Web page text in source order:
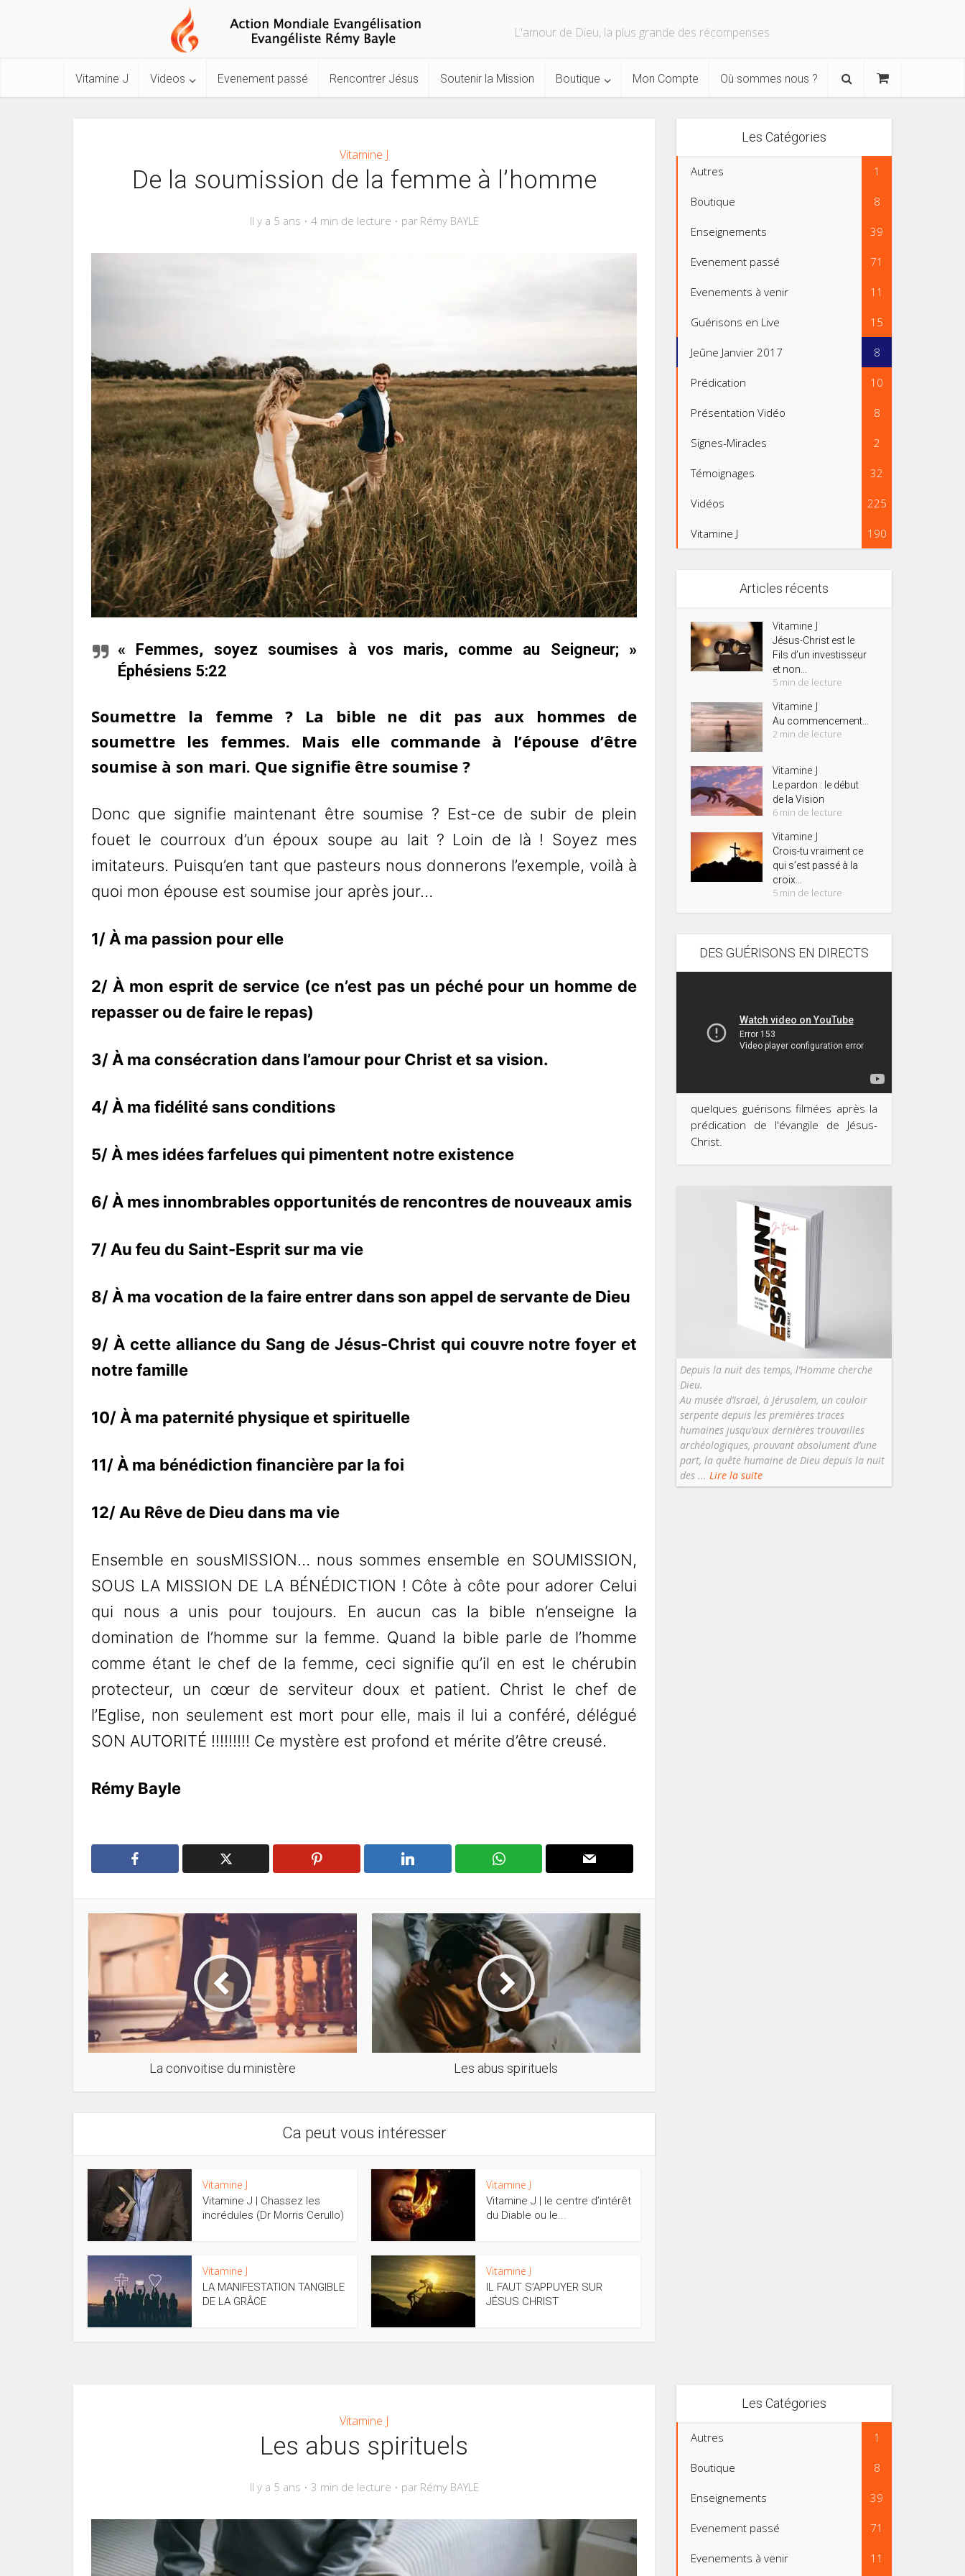
L'amour de Dieu, la plus grande des récompenses
Vitamine J Videos Evenement passé Rencontrer Jésus Soutenir la Mission Boutique Mon Compte Où sommes nous ?
Vitamine J
De la soumission de la femme à l’homme
Il y a 5 ans 4 min de lecture par Rémy BAYLE
« Femmes, soyez soumises à vos maris, comme au Seigneur; »
Éphésiens 5:22
Soumettre la femme ? La bible ne dit pas aux hommes de
soumettre les femmes. Mais elle commande à l’épouse d’être
soumise à son mari. Que signifie être soumise ?
Donc que signifie maintenant être soumise ? Est-ce de subir de plein
fouet le courroux d’un époux soupe au lait ? Loin de là ! Soyez mes
imitateurs. Puisqu’en tant que pasteurs nous donnerons l’exemple, voilà à
quoi mon épouse est soumise jour après jour…
1/ À ma passion pour elle
2/ À mon esprit de service (ce n’est pas un péché pour un homme de
repasser ou de faire le repas)
3/ À ma consécration dans l’amour pour Christ et sa vision.
4/ À ma fidélité sans conditions
5/ À mes idées farfelues qui pimentent notre existence
6/ À mes innombrables opportunités de rencontres de nouveaux amis
7/ Au feu du Saint-Esprit sur ma vie
8/ À ma vocation de la faire entrer dans son appel de servante de Dieu
9/ À cette alliance du Sang de Jésus-Christ qui couvre notre foyer et
notre famille
10/ À ma paternité physique et spirituelle
11/ À ma bénédiction financière par la foi
12/ Au Rêve de Dieu dans ma vie
Ensemble en sousMISSION… nous sommes ensemble en SOUMISSION,
SOUS LA MISSION DE LA BÉNÉDICTION ! Côte à côte pour adorer Celui
qui nous a unis pour toujours. En aucun cas la bible n’enseigne la
domination de l’homme sur la femme. Quand la bible parle de l’homme
comme étant le chef de la femme, ceci signifie qu’il en est le chérubin
protecteur, un cœur de serviteur doux et patient. Christ le chef de
l’Eglise, non seulement est mort pour elle, mais il lui a conféré, délégué
SON AUTORITÉ !!!!!!!!! Ce mystère est profond et mérite d’être creusé.
Rémy Bayle
La convoitise du ministère Les abus spirituels
Ca peut vous intéresser
Vitamine J
Vitamine J | Chassez les
incrédules (Dr Morris Cerullo)
Vitamine J
Vitamine J | le centre d’intérêt
du Diable ou le...
Vitamine J
LA MANIFESTATION TANGIBLE
DE LA GRÂCE
Vitamine J
IL FAUT S’APPUYER SUR
JÉSUS CHRIST
Les Catégories
Autres 1
Boutique 8
Enseignements 39
Evenement passé 71
Evenements à venir 11
Guérisons en Live 15
Jeûne Janvier 2017 8
Prédication 10
Présentation Vidéo 8
Signes-Miracles 2
Témoignages 32
Vidéos 225
Vitamine J 190
Articles récents
Vitamine J
Jésus-Christ est le
Fils d’un investisseur
et non...
5 min de lecture
Vitamine J
Au commencement…
2 min de lecture
Vitamine J
Le pardon : le début
de la Vision
6 min de lecture
Vitamine J
Crois-tu vraiment ce
qui s’est passé à la
croix...
5 min de lecture
DES GUÉRISONS EN DIRECTS
quelques guérisons filmées après la
prédication de l'évangile de Jésus-
Christ.
Depuis la nuit des temps, l’Homme cherche
Dieu.
Au musée d’Israël, à Jérusalem, un couloir
serpente depuis les premières traces
humaines jusqu’aux dernières trouvailles
archéologiques, prouvant absolument d’une
part, la quête humaine de Dieu depuis la nuit
des ... Lire la suite
Vitamine J
Les abus spirituels
Il y a 5 ans 3 min de lecture par Rémy BAYLE
Les Catégories
Autres 1
Boutique 8
Enseignements 39
Evenement passé 71
Evenements à venir 11